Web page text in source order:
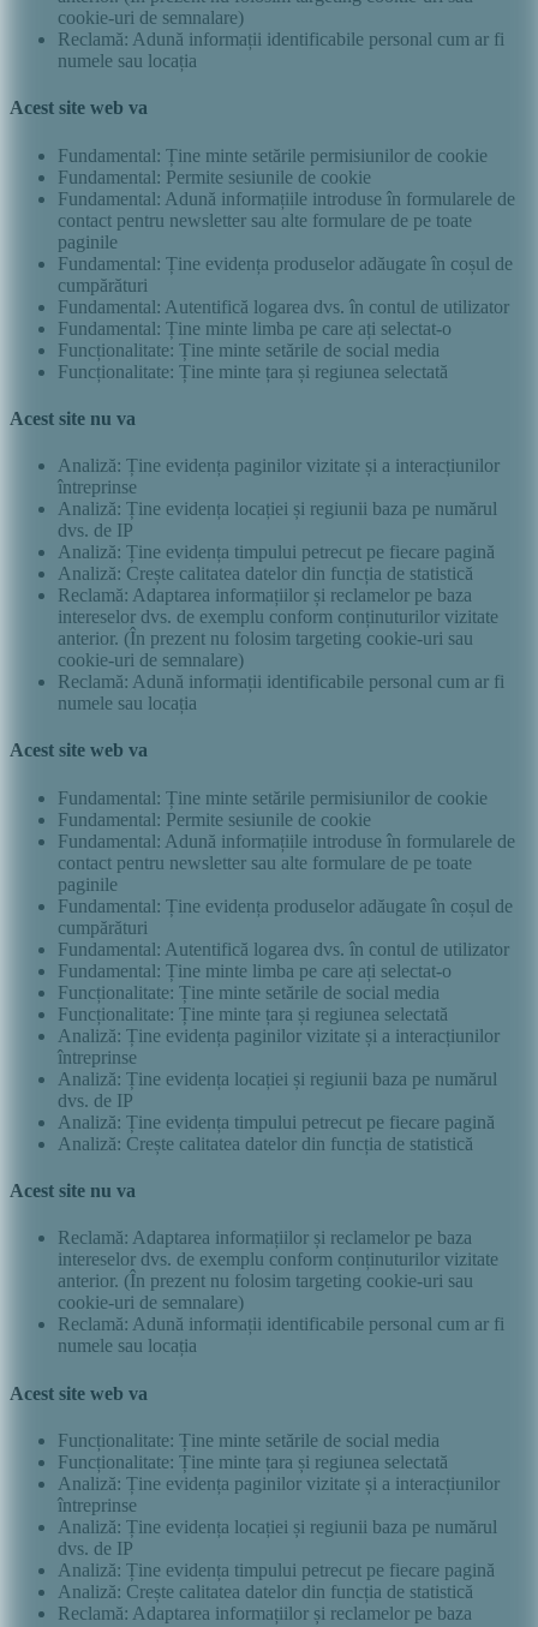
cookie-uri de semnalare)
Reclamă: Adună informații identificabile personal cum ar fi
numele sau locația
Acest site web va
Fundamental: Ține minte setările permisiunilor de cookie
Fundamental: Permite sesiunile de cookie
Fundamental: Adună informațiile introduse în formularele de
contact pentru newsletter sau alte formulare de pe toate
paginile
Fundamental: Ține evidența produselor adăugate în coșul de
cumpărături
Fundamental: Autentifică logarea dvs. în contul de utilizator
Fundamental: Ține minte limba pe care ați selectat-o
Funcționalitate: Ține minte setările de social media
Funcționalitate: Ține minte țara și regiunea selectată
Acest site nu va
Analiză: Ține evidența paginilor vizitate și a interacțiunilor
întreprinse
Analiză: Ține evidența locației și regiunii baza pe numărul
dvs. de IP
Analiză: Ține evidența timpului petrecut pe fiecare pagină
Analiză: Crește calitatea datelor din funcția de statistică
Reclamă: Adaptarea informațiilor și reclamelor pe baza
intereselor dvs. de exemplu conform conținuturilor vizitate
anterior. (În prezent nu folosim targeting cookie-uri sau
cookie-uri de semnalare)
Reclamă: Adună informații identificabile personal cum ar fi
numele sau locația
Acest site web va
Fundamental: Ține minte setările permisiunilor de cookie
Fundamental: Permite sesiunile de cookie
Fundamental: Adună informațiile introduse în formularele de
contact pentru newsletter sau alte formulare de pe toate
paginile
Fundamental: Ține evidența produselor adăugate în coșul de
cumpărături
Fundamental: Autentifică logarea dvs. în contul de utilizator
Fundamental: Ține minte limba pe care ați selectat-o
Funcționalitate: Ține minte setările de social media
Funcționalitate: Ține minte țara și regiunea selectată
Analiză: Ține evidența paginilor vizitate și a interacțiunilor
întreprinse
Analiză: Ține evidența locației și regiunii baza pe numărul
dvs. de IP
Analiză: Ține evidența timpului petrecut pe fiecare pagină
Analiză: Crește calitatea datelor din funcția de statistică
Acest site nu va
Reclamă: Adaptarea informațiilor și reclamelor pe baza
intereselor dvs. de exemplu conform conținuturilor vizitate
anterior. (În prezent nu folosim targeting cookie-uri sau
cookie-uri de semnalare)
Reclamă: Adună informații identificabile personal cum ar fi
numele sau locația
Acest site web va
Funcționalitate: Ține minte setările de social media
Funcționalitate: Ține minte țara și regiunea selectată
Analiză: Ține evidența paginilor vizitate și a interacțiunilor
întreprinse
Analiză: Ține evidența locației și regiunii baza pe numărul
dvs. de IP
Analiză: Ține evidența timpului petrecut pe fiecare pagină
Analiză: Crește calitatea datelor din funcția de statistică
Reclamă: Adaptarea informațiilor și reclamelor pe baza